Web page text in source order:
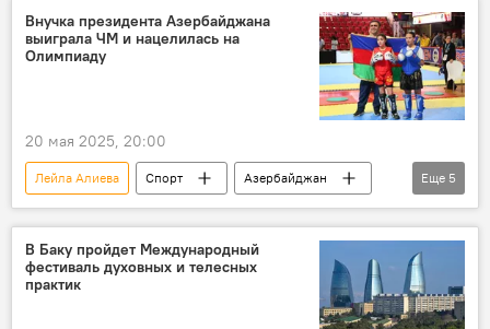
Шоу Голос
Азер Насибов
Фонд Гейдара Алиева
поп-музыка
Внучка президента Азербайджана
выиграла ЧМ и нацелилась на
Олимпиаду
20 мая 2025, 20:00
Лейла Алиева Спорт
Азербайджан
Чемпионат мира
Кунг-фу
Sea Breeze
Эмин Агаларов Италия
Еще 5
В Баку пройдет Международный
фестиваль духовных и телесных
практик